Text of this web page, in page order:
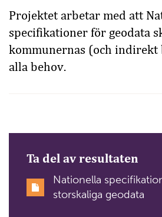
Projektet arbetar med att
specifikationer för geodata
kommunernas (och indirekt
alla behov.
Ta del av resultaten
Nationella
storskaliga geodata